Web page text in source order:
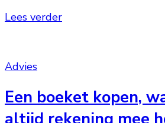
Lees verder
Advies
Een boeket kopen,